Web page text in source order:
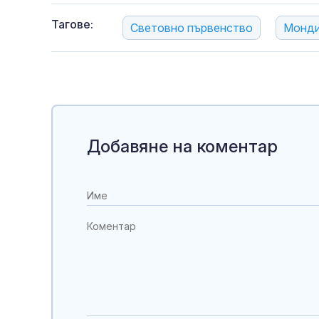
Тагове: Световно първенство
Добавяне на коментар